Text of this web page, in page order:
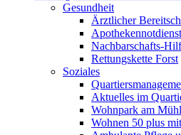
Gesundheit
Ärztlicher
Apothekennotdienst
Nachbarschafts-
Rettungskette Forst
Soziales
Aktuelles im
Wohnpark am
Wohnen 50 plus